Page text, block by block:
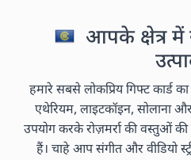
आपके क्षेत्र में
हमारे सबसे लोकप्रिय गिफ्ट कार्ड
एथेरियम, लाइटकॉइन, सोलाना
उपयोग करके रोज़मर्रा की वस्तुओं
हैं। चाहे आप संगीत और वीडियो